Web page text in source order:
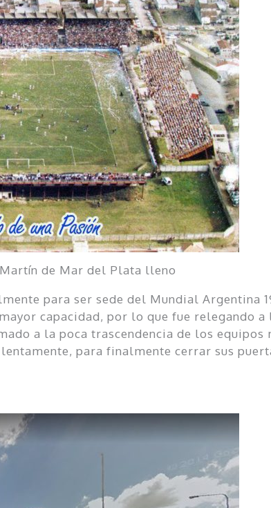
de Mar del Plata lleno
para ser sede del Mundial Argentina
capacidad, por lo que fue relegando a
a la poca trascendencia de los
para finalmente cerrar sus